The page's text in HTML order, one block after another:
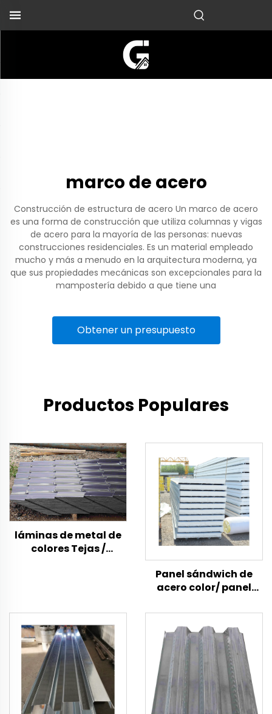
marco de acero
Construcción de estructura de acero Un marco de acero
es una forma de construcción que utiliza columnas y vigas
de acero para la mayoría de las personas: nuevas
construcciones residenciales. Es un material empleado
mucho y más a menudo en la arquitectura moderna, ya
que sus propiedades mecánicas son excepcionales para la
mampostería debido a que tiene una
Obtener un presupuesto
Productos Populares
láminas de metal de
colores Tejas /
techos / Tejas con
juntas de bambú 800
Panel sándwich de
acero color/ panel
paneles de techo
sándwich aislados de
eps